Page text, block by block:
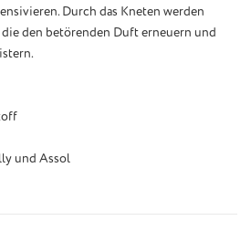
Durch das Kneten werden
den betörenden Duft erneuern und
und Assol